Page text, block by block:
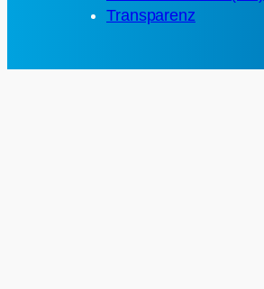
Transparenz